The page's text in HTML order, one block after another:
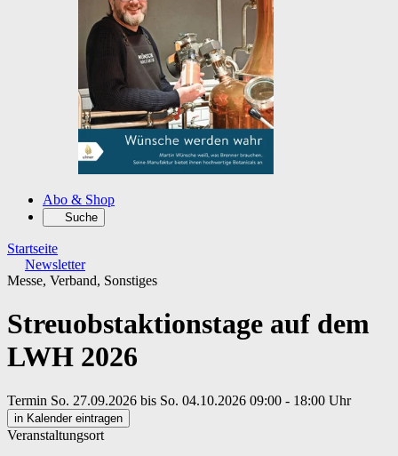
Abo & Shop
Suche
Startseite
Newsletter
Messe, Verband, Sonstiges
Streuobstaktionstage auf dem
LWH 2026
Termin So. 27.09.2026 bis So. 04.10.2026 09:00 - 18:00 Uhr
in Kalender eintragen
Veranstaltungsort